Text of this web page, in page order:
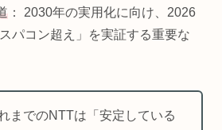
： 2030年の実用化に向け、2026
パコン超え」を実証する重要な
までのNTTは「安定している